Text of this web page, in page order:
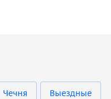
Чечня Выездные